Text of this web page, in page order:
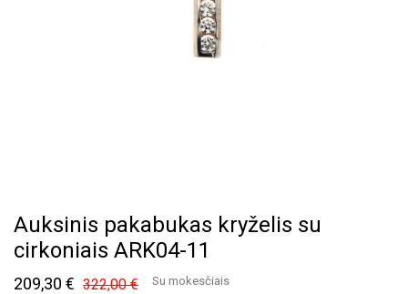
Auksinis pakabukas kryželis su
cirkoniais ARK04-11
209,30 € 322,00 € Su mokesčiais